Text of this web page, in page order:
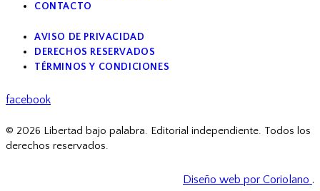
CONTACTO
AVISO DE PRIVACIDAD
DERECHOS RESERVADOS
TÉRMINOS Y CONDICIONES
facebook
© 2026 Libertad bajo palabra. Editorial independiente. Todos los
derechos reservados.
Diseño web por Coriolano .